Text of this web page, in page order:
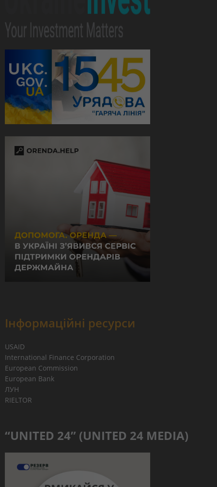
Інформаційні ресурси
USAID
International Finance Corporation
European Commission
European Bank
ЛУН
RIELTOR
“UNITED 24” (UNITED 24 MEDIA)